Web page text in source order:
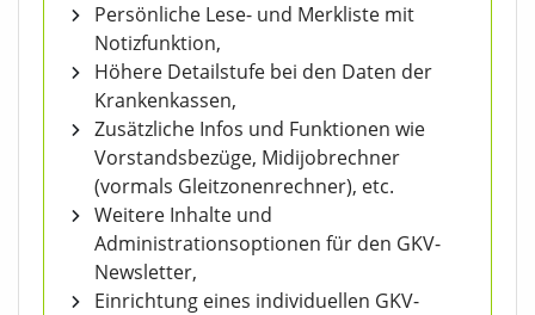
Persönliche Lese- und Merkliste mit
Notizfunktion,
Höhere Detailstufe bei den Daten der
Krankenkassen,
Zusätzliche Infos und Funktionen wie
Vorstandsbezüge, Midijobrechner
(vormals Gleitzonenrechner), etc.
Weitere Inhalte und
Administrationsoptionen für den GKV-
Newsletter,
Einrichtung eines individuellen GKV-